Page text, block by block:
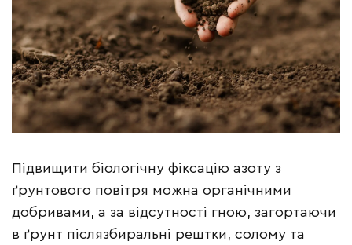
Підвищити біологічну фіксацію азоту з
ґрунтового повітря можна органічними
добривами, а за відсутності гною, загортаючи
в ґрунт післязбиральні рештки, солому та